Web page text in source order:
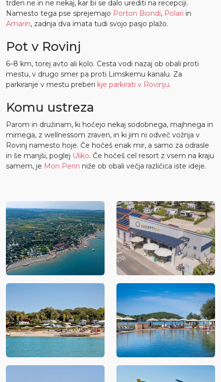
trden ne in ne nekaj, kar bi se dalo urediti na recepciji.
Namesto tega pse sprejemajo Porton Biondi, Polari in
Amarin, zadnja dva imata tudi svojo pasjo plažo.
Pot v Rovinj
6–8 km, torej avto ali kolo. Cesta vodi nazaj ob obali proti
mestu, v drugo smer pa proti Limskemu kanalu. Za
parkiranje v mestu preberi kje parkirati v Rovinju.
Komu ustreza
Parom in družinam, ki hočejo nekaj sodobnega, majhnega in
mirnega, z wellnessom zraven, in ki jim ni odveč vožnja v
Rovinj namesto hoje. Če hočeš enak mir, a samo za odrasle
in še manjši, poglej Uliko. Če hočeš cel resort z vsem na kraju
samem, je Mon Perin niže ob obali večja različica iste ideje.